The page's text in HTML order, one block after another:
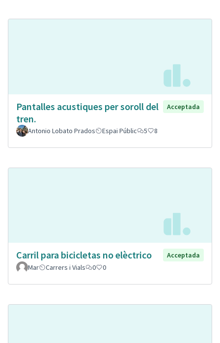
Pantalles acustiques per soroll del
tren.
Acceptada
Antonio Lobato Prados Espai Públic 5 8
Carril para bicicletas no elèctrico
Acceptada
Mar
Carrers i Vials 0 0